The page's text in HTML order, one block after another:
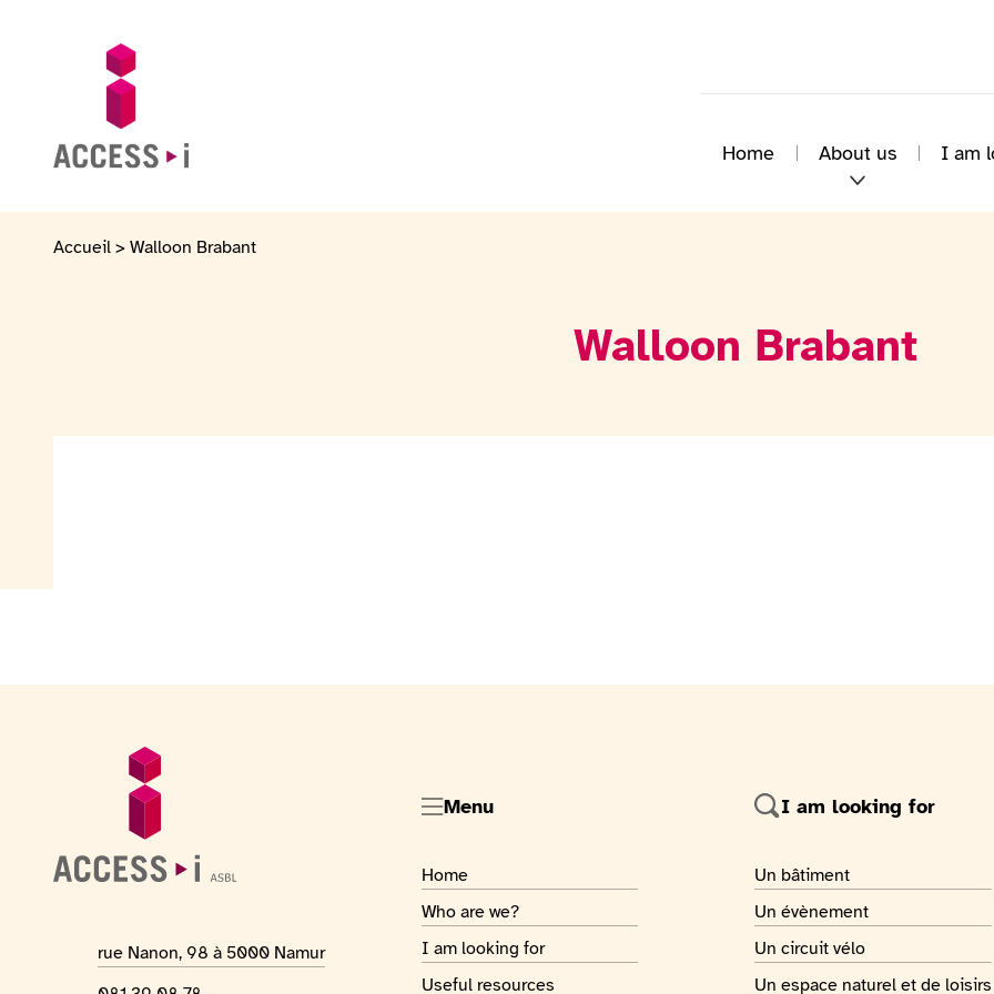
Home About us I am
Accueil > Walloon Brabant
Walloon Brabant
General information
Location address
rue Nanon, 98 à 5000 Namur
Menu
Visiter la page
Home
Visiter la page
Who are we?
Visiter la page
I am looking for
Visiter la page
Useful resources
I am looking for
Je recherche
Un bâtiment
Je recherche
Un évènement
Je recherche
Un circuit vélo
Je recherche
Un espace naturel et de loisirs